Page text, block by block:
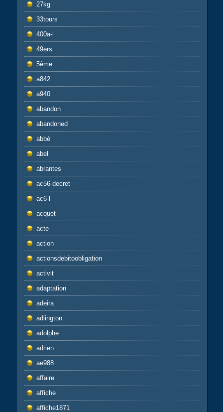
27kg
33tours
400a-l
49ers
5ème
a842
a940
abandon
abandoned
abbé
abel
abrantes
ac56-decret
ac6-l
acquet
acte
action
actionsdebitoobligation
activit
adaptation
adeira
adlington
adolphe
adrien
ae988
affaire
affiche
affiche1871